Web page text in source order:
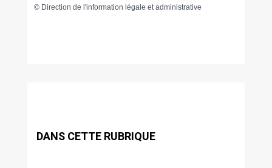
© Direction de l'information légale et administrative
DANS CETTE RUBRIQUE